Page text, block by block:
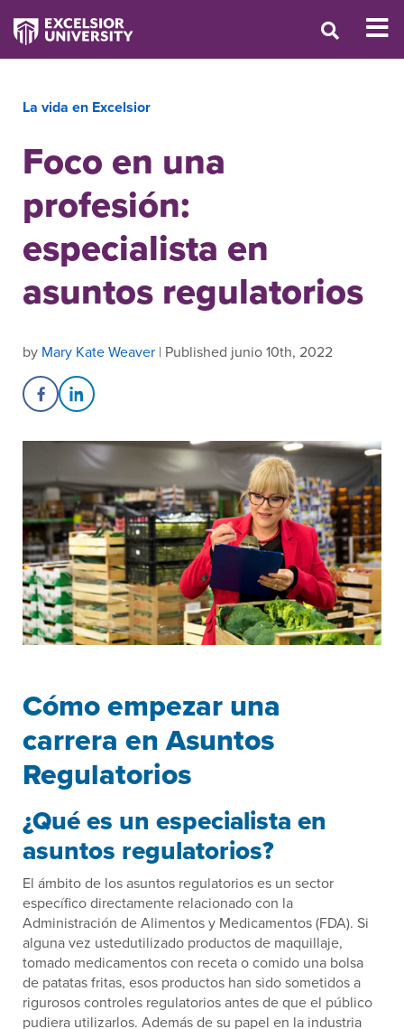
La vida en Excelsior
Foco en una
profesión:
especialista en
asuntos regulatorios
by Mary Kate Weaver | Published junio 10th, 2022
Share on Facebook
Share on LinkedIn
Cómo empezar una
carrera en Asuntos
Regulatorios
¿Qué es un especialista en
asuntos regulatorios?
El ámbito de los asuntos regulatorios es un sector
específico directamente relacionado con la
Administración de Alimentos y Medicamentos (FDA). Si
alguna vez ustedutilizado productos de maquillaje,
tomado medicamentos con receta o comido una bolsa
de patatas fritas, esos productos han sido sometidos a
rigurosos controles regulatorios antes de que el público
pudiera utilizarlos. Además de su papel en la industria